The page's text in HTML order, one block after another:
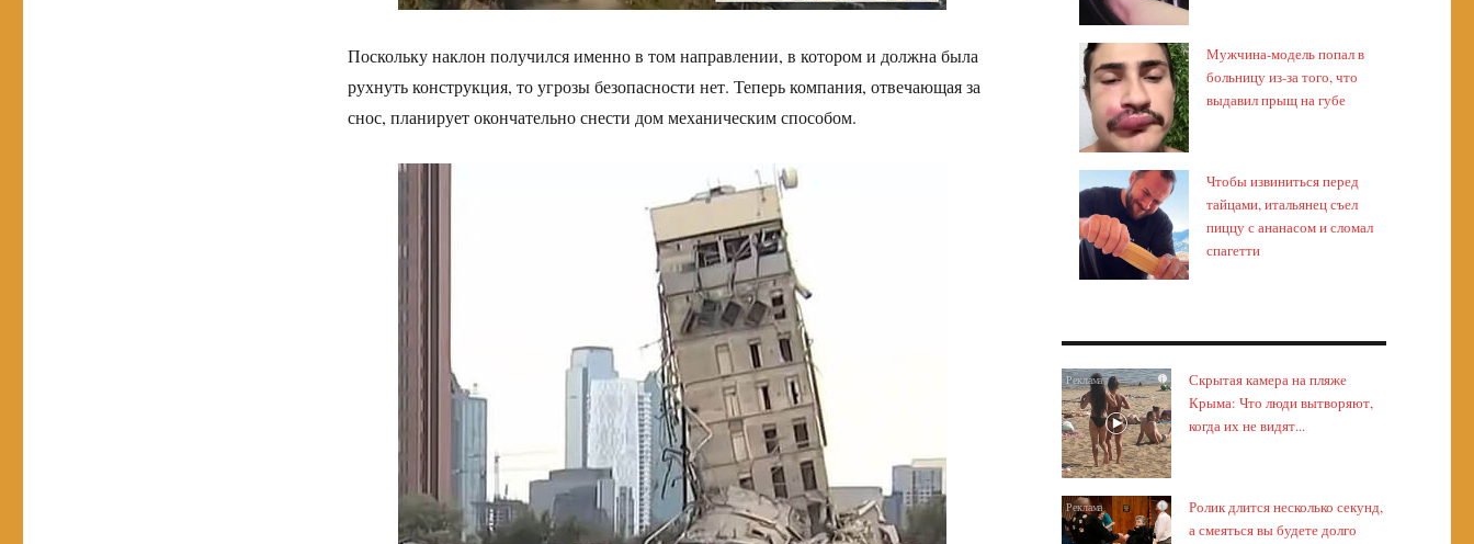
Поскольку наклон получился именно в том направлении, в котором и должна была
рухнуть конструкция, то угрозы безопасности нет. Теперь компания, отвечающая за
снос, планирует окончательно снести дом механическим способом.
Мужчина-модель попал в
больницу из-за того, что
выдавил прыщ на губе
Чтобы извиниться перед
тайцами, итальянец съел
пиццу с ананасом и сломал
спагетти
i
Скрытая камера на пляже
Крыма: Что люди вытворяют,
когда их не видят...
i
Ролик длится несколько секунд,
а смеяться вы будете долго